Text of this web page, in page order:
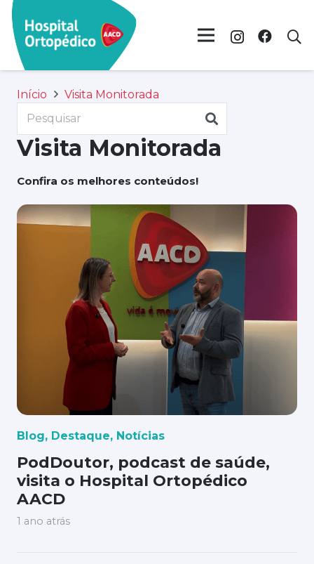
Início Visita Monitorada
Visita Monitorada
Confira os melhores conteúdos!
Blog, Destaque, Notícias
PodDoutor, podcast de saúde,
visita o Hospital Ortopédico
AACD
1 ano atrás